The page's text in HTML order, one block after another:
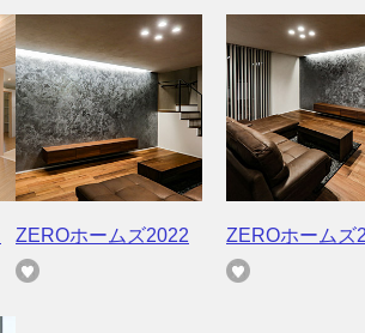
ZEROホームズ2022 ZEROホームズ